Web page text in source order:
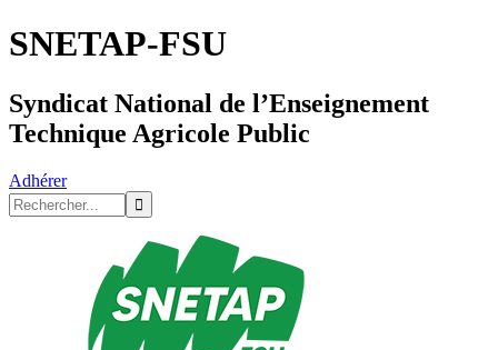
SNETAP-FSU
Syndicat National de l’Enseignement
Technique Agricole Public
Adhérer